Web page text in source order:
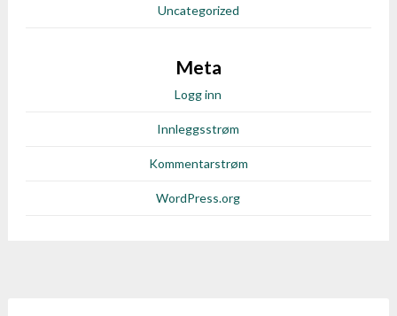
Uncategorized
Meta
Logg inn
Innleggsstrøm
Kommentarstrøm
WordPress.org